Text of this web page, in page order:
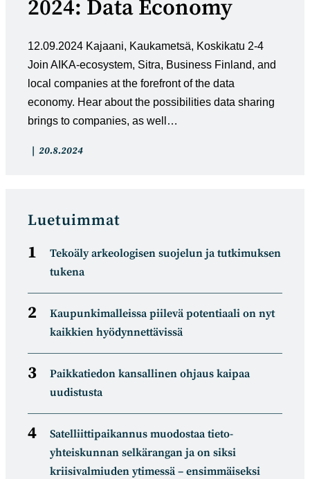
2024: Data Economy
12.09.2024 Kajaani, Kaukametsä, Koskikatu 2-4
Join AIKA-ecosystem, Sitra, Business Finland, and
local companies at the forefront of the data
economy. Hear about the possibilities data sharing
brings to companies, as well…
Artikkelin
Artikkeli
20.8.2024
Luetuimmat
Tekoäly arkeologisen suojelun ja tutkimuksen
tukena
Kaupunkimalleissa piilevä potentiaali on nyt
kaikkien hyödynnettävissä
Paikkatiedon kansallinen ohjaus kaipaa
uudistusta
Satelliitti­paikannus muodostaa tieto­
yhteiskunnan selkä­rangan ja on siksi
kriisivalmiuden ytimessä – ensimmäiseksi